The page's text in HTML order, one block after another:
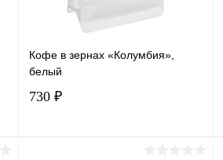
Кофе в зернах «Колумбия»,
белый
730 ₽